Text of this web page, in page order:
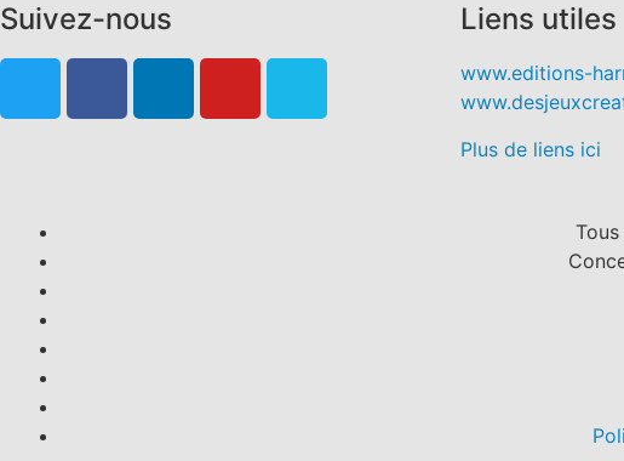
Suivez-nous Liens utiles
www.editions-
Plus de liens ici